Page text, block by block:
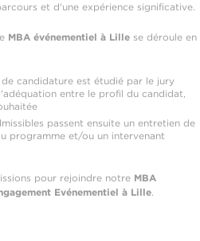
et d'une expérience significative.
MBA événementiel à Lille se déroule en
candidature est étudié par le jury
entre le profil du candidat,
passent ensuite un entretien de
programme et/ou un intervenant
pour rejoindre notre MBA
Evénementiel à Lille.